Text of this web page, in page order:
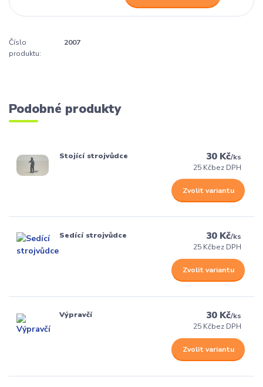
Číslo
produktu:
2007
Podobné produkty
Stojící strojvůdce 30 Kč/ks
25 Kčbez DPH
Zvolit variantu
Sedící strojvůdce 30 Kč/ks
25 Kčbez DPH
Zvolit variantu
Výpravčí 30 Kč/ks
25 Kčbez DPH
Zvolit variantu